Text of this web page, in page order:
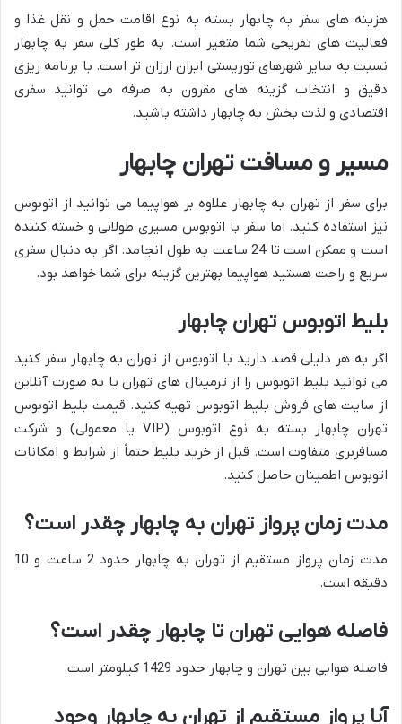
هزینه های سفر به چابهار بسته به نوع اقامت حمل و نقل غذا و
فعالیت های تفریحی شما متغیر است. به طور کلی سفر به چابهار
نسبت به سایر شهرهای توریستی ایران ارزان تر است. با برنامه ریزی
دقیق و انتخاب گزینه های مقرون به صرفه می توانید سفری
اقتصادی و لذت بخش به چابهار داشته باشید.
مسیر و مسافت تهران چابهار
برای سفر از تهران به چابهار علاوه بر هواپیما می توانید از اتوبوس
نیز استفاده کنید. اما سفر با اتوبوس مسیری طولانی و خسته کننده
است و ممکن است تا 24 ساعت به طول انجامد. اگر به دنبال سفری
سریع و راحت هستید هواپیما بهترین گزینه برای شما خواهد بود.
بلیط اتوبوس تهران چابهار
اگر به هر دلیلی قصد دارید با اتوبوس از تهران به چابهار سفر کنید
می توانید بلیط اتوبوس را از ترمینال های تهران یا به صورت آنلاین
از سایت های فروش بلیط اتوبوس تهیه کنید. قیمت بلیط اتوبوس
تهران چابهار بسته به نوع اتوبوس (VIP یا معمولی) و شرکت
مسافربری متفاوت است. قبل از خرید بلیط حتماً از شرایط و امکانات
اتوبوس اطمینان حاصل کنید.
مدت زمان پرواز تهران به چابهار چقدر است؟
مدت زمان پرواز مستقیم از تهران به چابهار حدود 2 ساعت و 10
دقیقه است.
فاصله هوایی تهران تا چابهار چقدر است؟
فاصله هوایی بین تهران و چابهار حدود 1429 کیلومتر است.
آیا پرواز مستقیم از تهران به چابهار وجود